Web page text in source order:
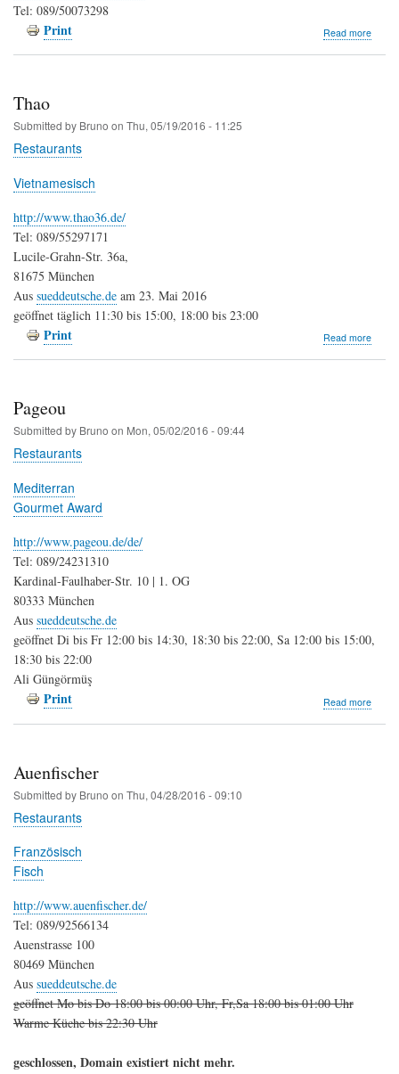
Tel: 089/50073298
Print Read moreabout
Thao
Submitted by Bruno on Thu, 05/19/2016 - 11:25
Restaurants
Vietnamesisch
http://www.thao36.de/
Tel: 089/55297171
Lucile-Grahn-Str. 36a,
81675 München
Aus sueddeutsche.de am 23. Mai 2016
geöffnet täglich 11:30 bis 15:00, 18:00 bis 23:00
Print Read moreabout
Pageou
Submitted by Bruno on Mon, 05/02/2016 - 09:44
Restaurants
Mediterran
Gourmet Award
http://www.pageou.de/de/
Tel: 089/24231310
Kardinal-Faulhaber-Str. 10 | 1. OG
80333 München
Aus sueddeutsche.de
geöffnet Di bis Fr 12:00 bis 14:30, 18:30 bis 22:00, Sa 12:00 bis 15:00,
18:30 bis 22:00
Ali Güngörmüş
Print Read moreabout
Auenfischer
Submitted by Bruno on Thu, 04/28/2016 - 09:10
Restaurants
Französisch
Fisch
http://www.auenfischer.de/
Tel: 089/92566134
Auenstrasse 100
80469 München
Aus sueddeutsche.de
geöffnet Mo bis Do 18:00 bis 00:00 Uhr, Fr,Sa 18:00 bis 01:00 Uhr
Warme Küche bis 22:30 Uhr
geschlossen, Domain existiert nicht mehr.